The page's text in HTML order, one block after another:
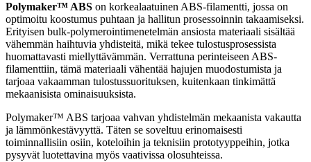
Polymaker™ ABS on korkealaatuinen ABS-filamentti, jossa on
optimoitu koostumus puhtaan ja hallitun prosessoinnin takaamiseksi.
Erityisen bulk-polymerointimenetelmän ansiosta materiaali sisältää
vähemmän haihtuvia yhdisteitä, mikä tekee tulostusprosessista
huomattavasti miellyttävämmän. Verrattuna perinteiseen ABS-
filamenttiin, tämä materiaali vähentää hajujen muodostumista ja
tarjoaa vakaamman tulostussuorituksen, kuitenkaan tinkimättä
mekaanisista ominaisuuksista.
Polymaker™ ABS tarjoaa vahvan yhdistelmän mekaanista vakautta
ja lämmönkestävyyttä. Täten se soveltuu erinomaisesti
toiminnallisiin osiin, koteloihin ja teknisiin prototyyppeihin, jotka
pysyvät luotettavina myös vaativissa olosuhteissa.